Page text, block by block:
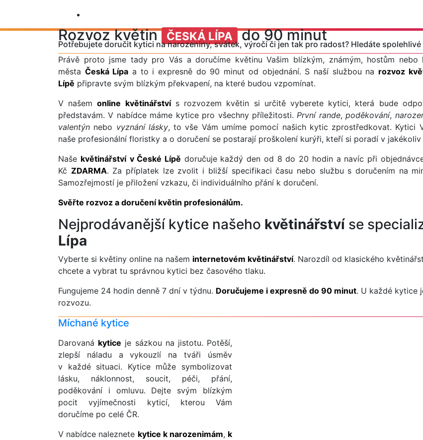
Rozvoz květin ČESKÁ LÍPA do 90 minut
Potřebujete doručit kytici na narozeniny, svátek, výročí či jen tak pro radost? Hledáte spolehlivé
Právě proto jsme tady pro Vás a doručíme květinu Vašim blízkým, známým, hostům nebo
města Česká Lípa a to i expresně do 90 minut od objednání. S naší službou na rozvoz
Lípě připravte svým blízkým překvapení, na které budou vzpomínat.
V našemonline květinářstvís rozvozem květin si určitě vyberete kytici, která bude
představám. V nabídce máme kytice pro všechny příležitosti. První rande,poděkování,
valentýn nebo vyznání lásky, to vše Vám umíme pomocí našich kytic zprostředkovat. Kytici
naše profesionální floristky a o doručení se postarají proškolení kurýři, kteří si poradí v jakékoliv
Naše květinářství v České Lípě doručuje každý den od 8 do 20 hodin a navíc při
Kč ZDARMA. Za příplatek lze zvolit i bližší specifikaci času nebo službu s doručením na
Samozřejmostí je přiložení vzkazu, či individuálního přání k doručení.
Svěřte rozvoz a doručení květin profesionálům.
Nejprodávanější kytice našeho květinářství se
Lípa
Vyberte si květiny online na našem internetovém květinářství. Narozdíl od klasického
chcete a vybrat tu správnou kytici bez časového tlaku.
Fungujeme 24 hodin denně 7 dní v týdnu. Doručujeme i expresně do 90 minut. U každé kytice
rozvozu.
Míchané kytice
Darovaná kytice je sázkou na jistotu. Potěší,
zlepší náladu a vykouzlí na tváři úsměv
v každé situaci. Kytice může symbolizovat
lásku, náklonnost, soucit, péči, přání,
poděkování i omluvu. Dejte svým blízkým
pocit vyjímečnosti kyticí, kterou Vám
doručíme po celé ČR.
V nabídce naleznete kytice k narozenimám, k